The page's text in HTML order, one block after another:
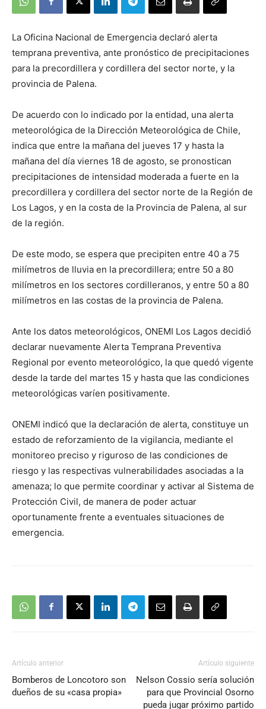
La Oficina Nacional de Emergencia declaró alerta
temprana preventiva, ante pronóstico de precipitaciones
para la precordillera y cordillera del sector norte, y la
provincia de Palena.
De acuerdo con lo indicado por la entidad, una alerta
meteorológica de la Dirección Meteorológica de Chile,
indica que entre la mañana del jueves 17 y hasta la
mañana del día viernes 18 de agosto, se pronostican
precipitaciones de intensidad moderada a fuerte en la
precordillera y cordillera del sector norte de la Región de
Los Lagos, y en la costa de la Provincia de Palena, al sur
de la región.
De este modo, se espera que precipiten entre 40 a 75
milímetros de lluvia en la precordillera; entre 50 a 80
milímetros en los sectores cordilleranos, y entre 50 a 80
milímetros en las costas de la provincia de Palena.
Ante los datos meteorológicos, ONEMI Los Lagos decidió
declarar nuevamente Alerta Temprana Preventiva
Regional por evento meteorológico, la que quedó vigente
desde la tarde del martes 15 y hasta que las condiciones
meteorológicas varíen positivamente.
ONEMI indicó que la declaración de alerta, constituye un
estado de reforzamiento de la vigilancia, mediante el
monitoreo preciso y riguroso de las condiciones de
riesgo y las respectivas vulnerabilidades asociadas a la
amenaza; lo que permite coordinar y activar al Sistema de
Protección Civil, de manera de poder actuar
oportunamente frente a eventuales situaciones de
emergencia.
Artículo anterior
Bomberos de Loncotoro son
dueños de su «casa propia»
Artículo siguiente
Nelson Cossio sería solución
para que Provincial Osorno
pueda jugar próximo partido